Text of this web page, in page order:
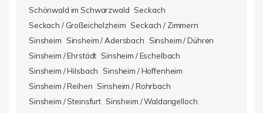
Schönwald im Schwarzwald Seckach
Seckach / Großeicholzheim Seckach / Zimmern
Sinsheim
Sinsheim / Adersbach
Sinsheim / Dühren
Sinsheim / Ehrstädt Sinsheim / Eschelbach
Sinsheim / Hilsbach
Sinsheim / Hoffenheim
Sinsheim / Reihen Sinsheim / Rohrbach
Sinsheim / Steinsfurt Sinsheim / Waldangelloch